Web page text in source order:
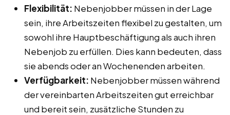
Flexibilität: Nebenjobber müssen in der Lage
sein, ihre Arbeitszeiten flexibel zu gestalten, um
sowohl ihre Hauptbeschäftigung als auch ihren
Nebenjob zu erfüllen. Dies kann bedeuten, dass
sie abends oder an Wochenenden arbeiten.
Verfügbarkeit: Nebenjobber müssen während
der vereinbarten Arbeitszeiten gut erreichbar
und bereit sein, zusätzliche Stunden zu